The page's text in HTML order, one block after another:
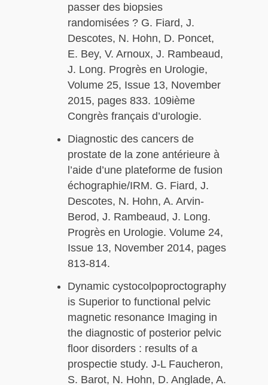
passer des biopsies
randomisées ? G. Fiard, J.
Descotes, N. Hohn, D. Poncet,
E. Bey, V. Arnoux, J. Rambeaud,
J. Long. Progrès en Urologie,
Volume 25, Issue 13, November
2015, pages 833. 109ième
Congrès français d’urologie.
Diagnostic des cancers de
prostate de la zone antérieure à
l’aide d’une plateforme de fusion
échographie/IRM. G. Fiard, J.
Descotes, N. Hohn, A. Arvin-
Berod, J. Rambeaud, J. Long.
Progrès en Urologie. Volume 24,
Issue 13, November 2014, pages
813-814.
Dynamic cystocolpoproctography
is Superior to functional pelvic
magnetic resonance Imaging in
the diagnostic of posterior pelvic
floor disorders : results of a
prospectie study. J-L Faucheron,
S. Barot, N. Hohn, D. Anglade, A.